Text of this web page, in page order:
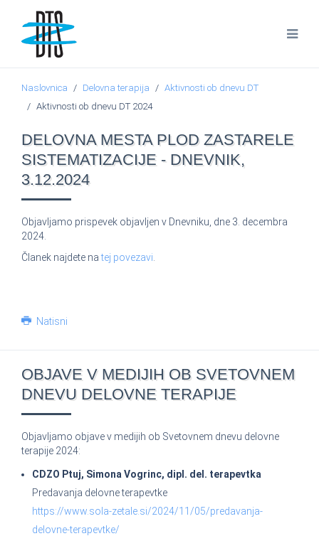
Naslovnica Delovna terapija
Aktivnosti ob dnevu DT
Aktivnosti ob dnevu DT 2024
DELOVNA MESTA PLOD ZASTARELE
SISTEMATIZACIJE - DNEVNIK,
3.12.2024
Objavljamo prispevek objavljen v Dnevniku, dne 3. decembra
2024.
Članek najdete natej povezavi
Natisni
OBJAVE V MEDIJIH OB SVETOVNEM
DNEVU DELOVNE TERAPIJE
Objavljamo objave v medijih ob Svetovnem dnevu delovne
terapije 2024:
CDZO Ptuj, Simona Vogrinc, dipl. del. terapevtka
Predavanja delovne terapevtke
https://www.sola-zetale.si/2024/11/05/predavanja-
delovne-terapevtke/